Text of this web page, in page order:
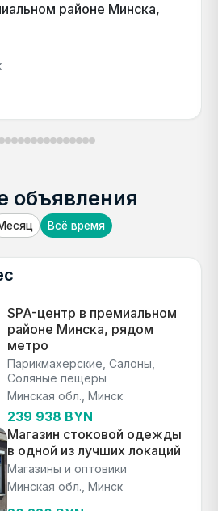
районе Минска,
объявления
Всё время
SPA-центр в премиальном
районе Минска, рядом
метро
Парикмахерские, Салоны,
Соляные пещеры
Минская обл., Минск
239 938 BYN
Магазин стоковой одежды
в одной из лучших локаций
Магазины и оптовики
Минская обл., Минск